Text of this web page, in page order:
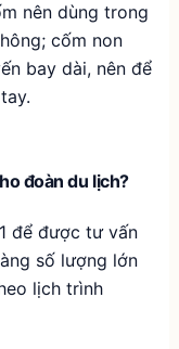
nên dùng trong
cốm non
bay dài, nên để
đoàn du lịch?
để được tư vấn
số lượng lớn
lịch trình